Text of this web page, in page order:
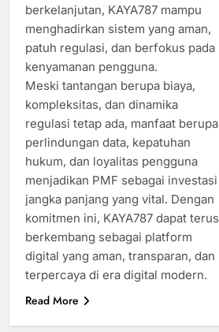
berkelanjutan, KAYA787 mampu
menghadirkan sistem yang aman,
patuh regulasi, dan berfokus pada
kenyamanan pengguna.
Meski tantangan berupa biaya,
kompleksitas, dan dinamika
regulasi tetap ada, manfaat berupa
perlindungan data, kepatuhan
hukum, dan loyalitas pengguna
menjadikan PMF sebagai investasi
jangka panjang yang vital. Dengan
komitmen ini, KAYA787 dapat terus
berkembang sebagai platform
digital yang aman, transparan, dan
terpercaya di era digital modern.
Read More